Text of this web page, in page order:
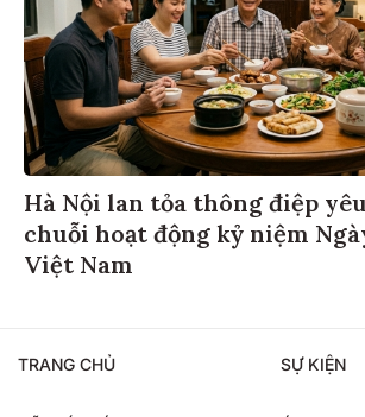
Hà Nội lan tỏa thông điệp
chuỗi hoạt động kỷ niệm
Việt Nam
TRANG CHỦ SỰ KIỆN